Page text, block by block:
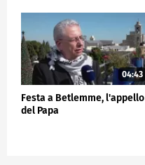
04:43
Festa a Betlemme, l'appello
del Papa